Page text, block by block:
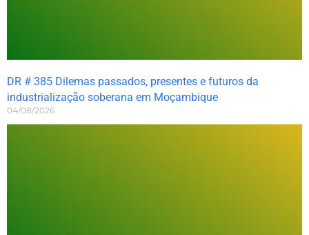
DR # 385 Dilemas passados, presentes e futuros da
industrialização soberana em Moçambique
04/08/2026